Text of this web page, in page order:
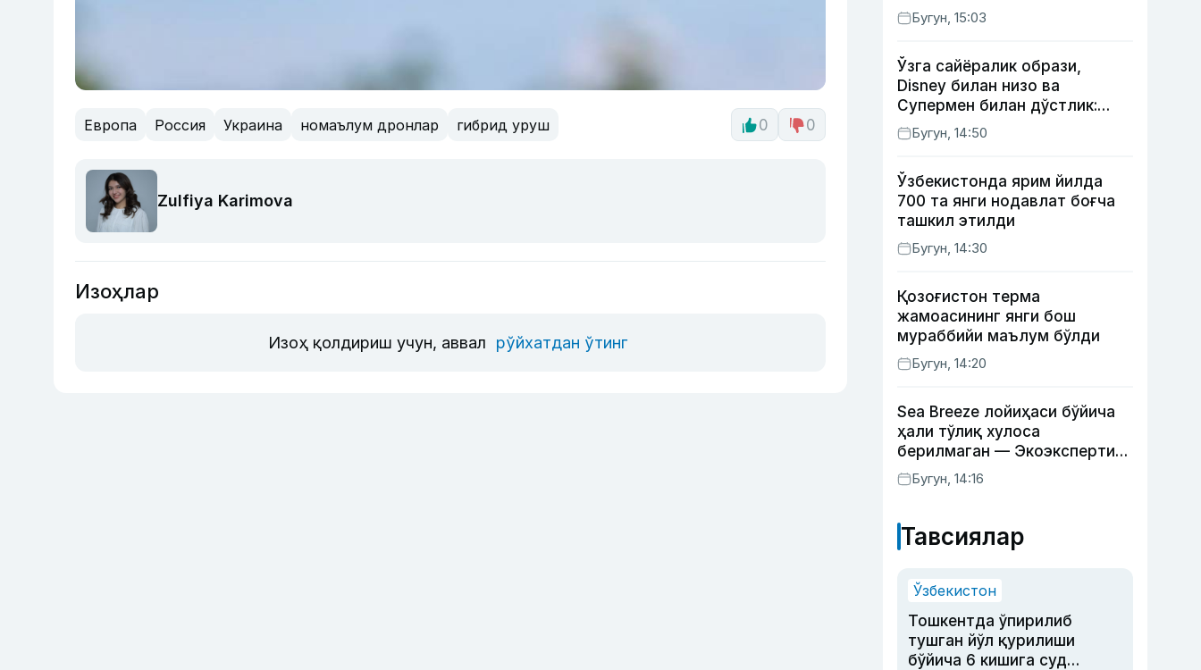
Европа Россия Украина номаълум дронлар гибрид уруш 0 0
Zulfiya Karimova
Изоҳлар
Изоҳ қолдириш учун, аввал рўйхатдан ўтинг
Бугун, 15:03
Ўзга сайёралик образи,
Disney билан низо ва
Супермен билан дўстлик:
актёр Робин Уильямс ҳақида
кўпчилик билмайдиган
Бугун, 14:50
Ўзбекистонда ярим йилда
700 та янги нодавлат боғча
ташкил этилди
Бугун, 14:30
Қозоғистон терма
жамоасининг янги бош
мураббийи маълум бўлди
Бугун, 14:20
Sea Breeze лойиҳаси бўйича
ҳали тўлиқ хулоса
берилмаган — Экоэкспертиза
маркази
Бугун, 14:16
Тавсиялар
Ўзбекистон
Тошкентда ўпирилиб
тушган йўл қурилиши
бўйича 6 кишига суд